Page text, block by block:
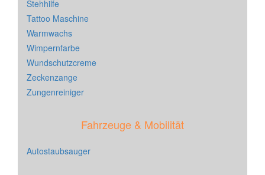
Stehhilfe
Tattoo Maschine
Warmwachs
Wimpernfarbe
Wundschutzcreme
Zeckenzange
Zungenreiniger
Fahrzeuge & Mobilität
Autostaubsauger